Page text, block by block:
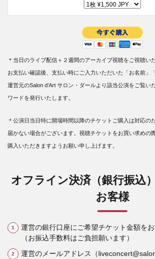
＊当日のライブ配信＋２週間のアーカイブ視聴をご視聴い
お支払い確認後、支払い時にご入力いただいた「お名前」
運営元のSalon d’Art サロン・ダールより該当公演をご覧い
ワードを発行いたします。
＊公演日当日特に開場時間以降のチケットご購入は対応の
届かない場合がございます。視聴チケットをお買い求めの
購入いただきますようお願い申し上げます。
オフライン決済（銀行振込
お客様
運営の銀行口座にご希望チケット金額をお
（お振込手数料はご負担願います）
運営のメールアドレス（